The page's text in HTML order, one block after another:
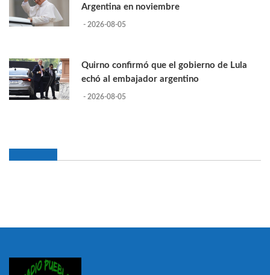
Argentina en noviembre
- 2026-08-05
Quirno confirmó que el gobierno de Lula
echó al embajador argentino
- 2026-08-05